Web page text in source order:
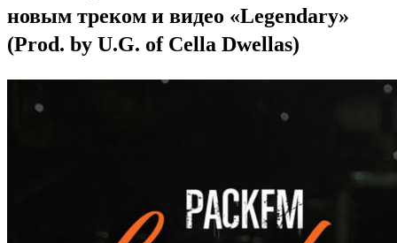
новым треком и видео «Legendary»
(Prod. by U.G. of Cella Dwellas)